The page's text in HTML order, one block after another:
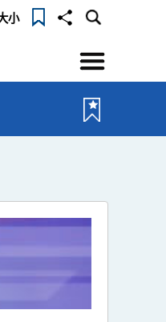
小
選
單